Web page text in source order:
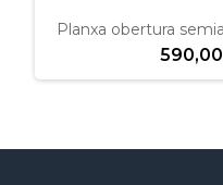
Planxa obertura